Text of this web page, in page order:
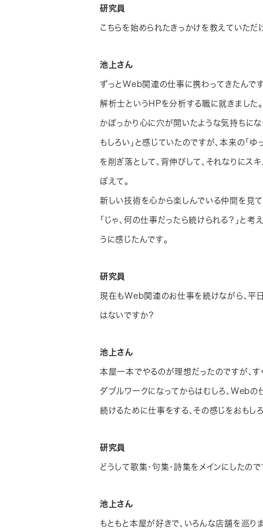
研究員
こちらを始められたきっかけを教えていただ
池上さん
ずっとWeb関連の仕事に携わってきたんで
解析士というHPを分析する職に就きました
かぽっかり心に穴が開いたような気持ちに
もしろい」と感じていたのですが、本来の「
を削ぎ落として、背伸びして、それなりにス
ぼえて。
新しい技術を心から楽しんでいる仲間を見て
「じゃ、何の仕事だったら続けられる？」と
うに感じたんです。
研究員
現在もWeb関連のお仕事を続けながら、平
はないですか？
池上さん
本屋一本でやるのが理想だったのですが、す
ダブルワークになってからはむしろ、Webの
続けるために仕事をする、その感じをおもし
研究員
どうして歌集・句集・詩集をメインにしたので
池上さん
もともと本屋が好きで、いろんな店舗を巡